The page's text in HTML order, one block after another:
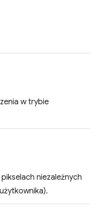
w trybie
niezależnych